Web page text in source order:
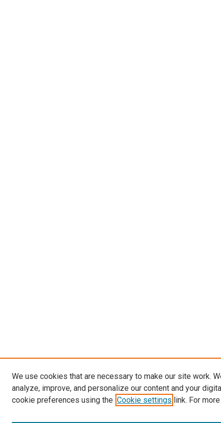
We use cookies that are necessary to make our site work.
analyze, improve, and personalize our content and your
cookie preferences using the Cookie settings link. For